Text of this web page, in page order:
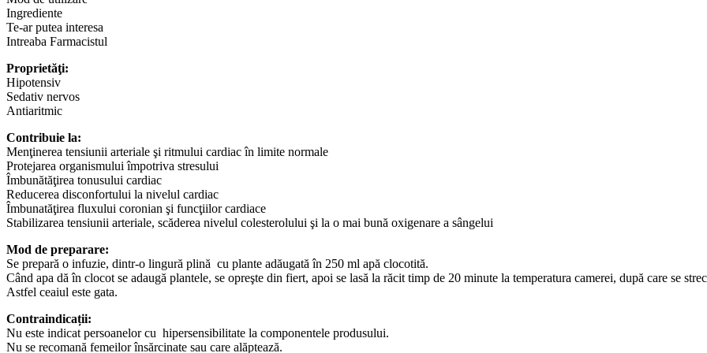
g,
Aroma
Plant
Ingrediente
Te-ar putea interesa
Intreaba Farmacistul
Proprietăţi:
Hipotensiv
Sedativ nervos
Antiaritmic
Contribuie la:
Menţinerea tensiunii arteriale şi ritmului cardiac în limite normale
Protejarea organismului împotriva stresului
Îmbunătăţirea tonusului cardiac
Reducerea disconfortului la nivelul cardiac
Îmbunatăţirea fluxului coronian şi funcţiilor cardiace
Stabilizarea tensiunii arteriale, scăderea nivelul colesterolului şi la o mai bună oxigenare a sângelui
Mod de preparare:
Se prepară o infuzie, dintr-o lingură plină cu plante adăugată în 250 ml apă clocotită.
Când apa dă în clocot se adaugă plantele, se opreşte din fiert, apoi se lasă la răcit timp de 20 minute la temperatura camerei, după care se
Astfel ceaiul este gata.
Contraindicații:
Nu este indicat persoanelor cu hipersensibilitate la componentele produsului.
Nu se recomană femeilor însărcinate sau care alăptează.